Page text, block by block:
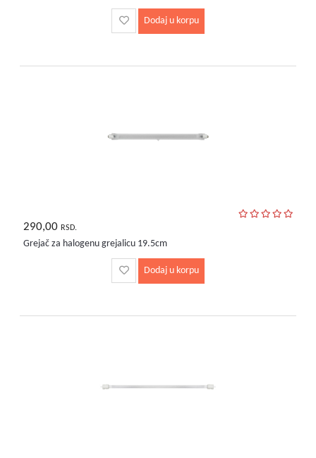
Dodaj u korpu
290,00 RSD.
Grejač za halogenu grejalicu 19.5cm
Dodaj u korpu